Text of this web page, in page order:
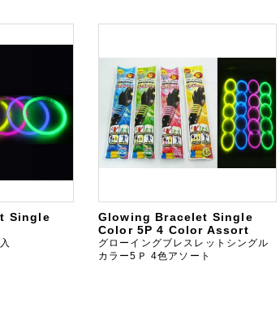
Single
Glowing Bracelet Single
Color 5P 4 Color Assort
グローイングブレスレットシングル
カラー5Ｐ 4色アソート